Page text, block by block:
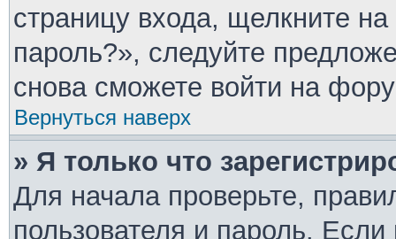
страницу входа, щелкните
пароль?», следуйте
снова сможете войти на
Вернуться наверх
» Я только что
Для начала проверьте,
пользователя и пароль.